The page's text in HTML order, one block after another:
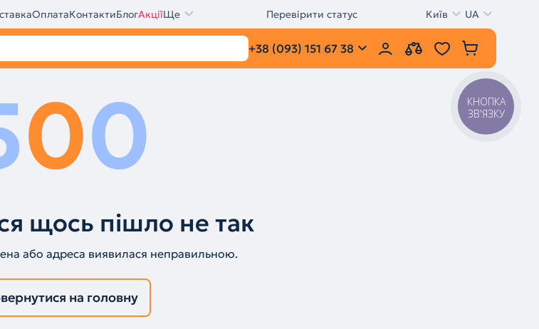
ОплатаКонтактиБлогАкціїЩе Перевірити статус Київ UA
+38 (093) 151 67 38
00
щось пішло не так
або адреса виявилася неправильною.
на головну
КНОПКА
ЗВ'ЯЗКУ